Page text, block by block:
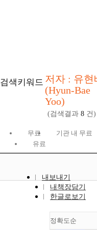
검색키워드 저자 : 유현
(Hyun-Bae
Yoo)
(검색결과 8 건)
무료
기관 내 무료
유료
내보내기
내책장담기
한글로보기
정확도순